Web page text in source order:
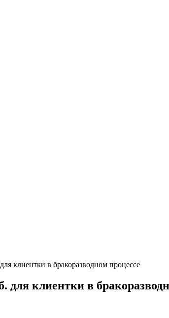
клиентки в бракоразводном процессе
клиентки в